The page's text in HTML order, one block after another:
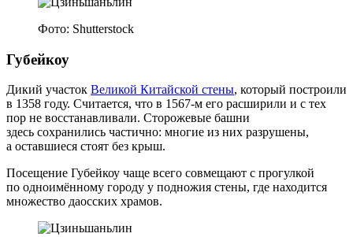
Фото: Shutterstock
Губейкоу
Дикий участок Великой Китайской стены, который построили
в 1358 году. Считается, что в 1567‑м его расширили и с тех
пор не восстанавливали. Сторожевые башни
здесь сохранились частично: многие из них разрушены,
а оставшиеся стоят без крыш.
Посещение Губейкоу чаще всего совмещают с прогулкой
по одноимённому городу у подножия стены, где находится
множество даосских храмов.